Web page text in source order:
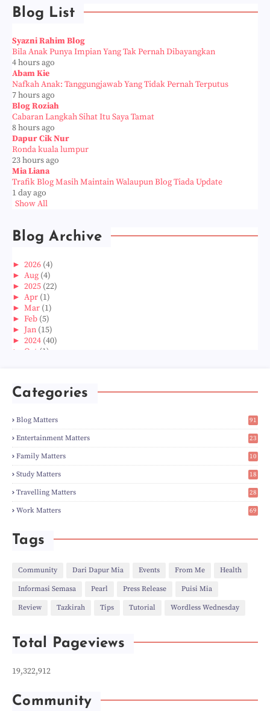
Blog List
Syazni Rahim Blog
Bila Anak Punya Impian Yang Tak Pernah Dibayangkan
4 hours ago
Abam Kie
Nafkah Anak: Tanggungjawab Yang Tidak Pernah Terputus
7 hours ago
Blog Roziah
Cabaran Langkah Sihat Itu Saya Tamat
8 hours ago
Dapur Cik Nur
Ronda kuala lumpur
23 hours ago
Mia Liana
Trafik Blog Masih Maintain Walaupun Blog Tiada Update
1 day ago
Show All
Blog Archive
► 2026 (4)
► Aug (4)
► 2025 (22)
► Apr (1)
► Mar (1)
► Feb (5)
► Jan (15)
► 2024 (40)
► Oct (1)
►
►Apr(3)
►Feb(6)
►Jan(8)
►2023(224)
►Dec(5)
►Nov (28)
►Oct(50)
►Sept(12)
►Aug(5)
►Jul(8)
►Jun(3)
►Apr(27)
►Mar(31)
►Jan(21)
►Dec(46)
►Oct(10)
(4)
►Jun(11)
►Apr(7)
►Mar (24)
►Jan(5)
Categories
Blog Matters
91
1
Entertainment Matters
23
2
Family Matters
10
14
Study Matters
18
9
Travelling Matters
28
6
Work Matters
69
Tags
Community Dari Dapur Mia Events From Me Health
Informasi Semasa Pearl Press Release Puisi Mia
Review Tazkirah Tips Tutorial Wordless Wednesday
Total Pageviews
19,322,912
Community